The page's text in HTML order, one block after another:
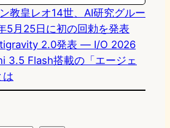
教皇レオ14世、AI研究グルー
月25日に初の回勅を発表
2.0発表 — I/O 2026
3.5 Flash搭載の「エージェ
は